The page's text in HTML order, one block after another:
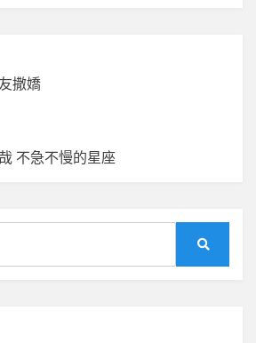
撒嬌
不急不慢的星座